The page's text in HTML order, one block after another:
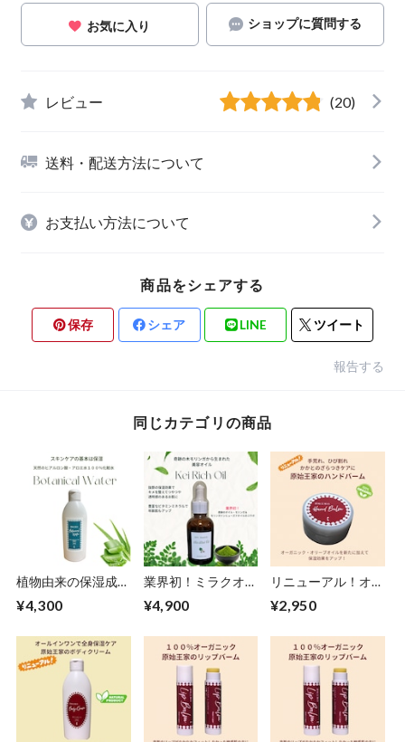
お気に入り ショップに質問する
レビュー (20)
送料・配送方法について
お支払い方法について
商品をシェアする
保存 シェア LINE ツイート
報告する
同じカテゴリの商品
植物由来の保湿成分
始王家のBotanical
¥4,300
業界初！ミラクオイ
オイル 「Kei Rich
¥4,900
リニューアル！オリ
して保湿力アップ！
ーム
¥2,950